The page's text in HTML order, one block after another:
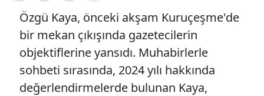
Özgü Kaya, önceki akşam Kuruçeşme'de
bir mekan çıkışında gazetecilerin
objektiflerine yansıdı. Muhabirlerle
sohbeti sırasında, 2024 yılı hakkında
değerlendirmelerde bulunan Kaya,